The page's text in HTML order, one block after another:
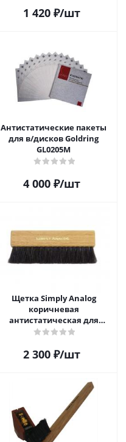
1 420₽/шт
Антистатические пакеты
для в/дисков Goldring
GL0205M
4 000₽/шт
Щетка Simply Analog
коричневая
антистатическая для
чистки виниловых
2 300₽/шт